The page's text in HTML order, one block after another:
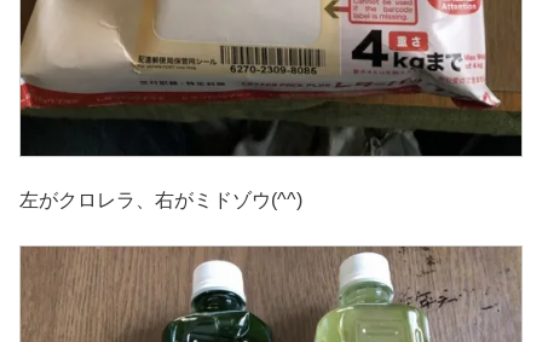
左がクロレラ、右がミドゾウ(^^)